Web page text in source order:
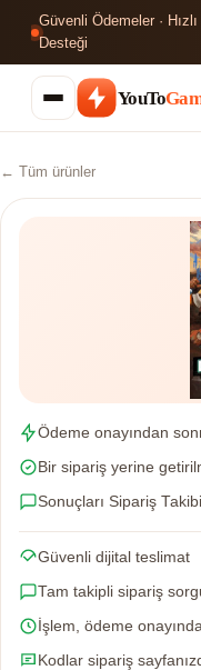
Güvenli Ödemeler ·
Desteği
YouTo
← Tüm ürünler
Ödeme onayından
Bir sipariş yerine
Sonuçları Sipariş
Güvenli dijital teslimat
Tam takipli sipariş
İşlem, ödeme
Kodlar sipariş